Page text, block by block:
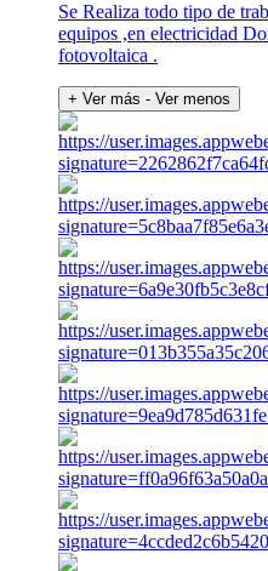
Se Realiza todo tipo de
equipos ,en electricidad
fotovoltaica .
+ Ver más - Ver menos